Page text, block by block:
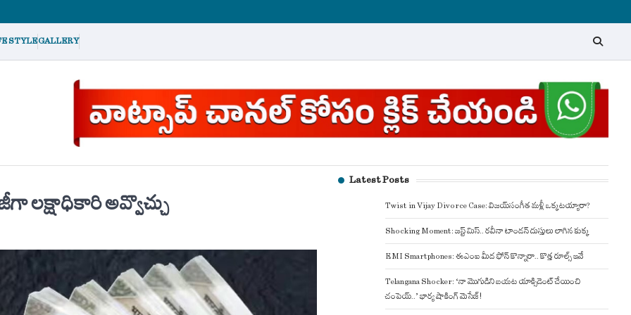
STYLEGALLERY
లక్షాధికారి అవ్వొచ్చు
Latest Posts
Twist in Vijay Divorce Case: విజయ్-సంగీత మళ్లీ ఒక్కటయ్యారా?
Shocking Moment: జస్ట్ మిస్.. రవీనా టాండన్ దుస్తులు లాగిన కుక్క
EMI Smartphones: ఈఎంఐ మీద ఫోన్ కొన్నారా.. కొత్త రూల్స్ ఇవే
Telangana Shocker: ‘నా మొగుడిని బయట యాక్సిడెంట్ చేయించి
చంపెయ్..’ భార్య షాకింగ్ మెసేజ్!